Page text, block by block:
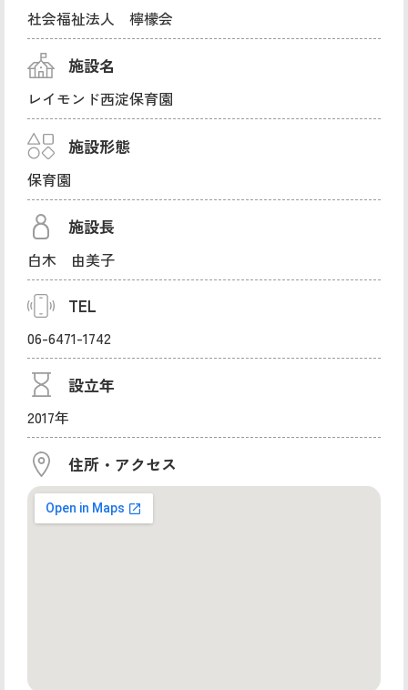
社会福祉法人 檸檬会
施設名
レイモンド西淀保育園
施設形態
保育園
施設長
白木 由美子
TEL
06-6471-1742
設立年
2017年
住所・アクセス